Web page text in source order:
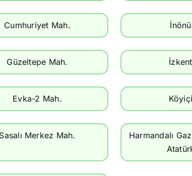
Cumhuriyet Mah.
Güzeltepe Mah.
Evka-2 Mah.
Sasalı Merkez Mah.
Harmandalı